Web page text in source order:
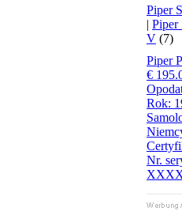
Piper
| Piper
V (7)
Piper
€
Rok:
Nr.